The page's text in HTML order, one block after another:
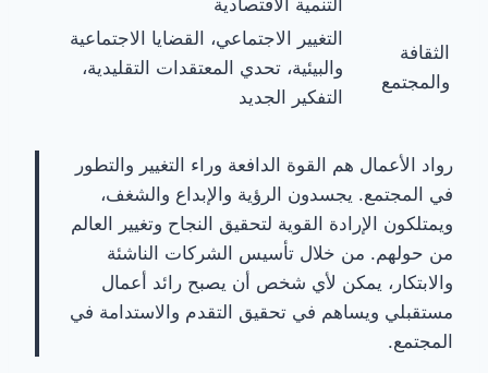
الثقافة
والمجتمع
التغيير الاجتماعي، القضايا الاجتماعية
والبيئية، تحدي المعتقدات التقليدية،
التفكير الجديد
رواد الأعمال هم القوة الدافعة وراء التغيير والتطور
في المجتمع. يجسدون الرؤية والإبداع والشغف،
ويمتلكون الإرادة القوية لتحقيق النجاح وتغيير العالم
من حولهم. من خلال تأسيس الشركات الناشئة
والابتكار، يمكن لأي شخص أن يصبح رائد أعمال
مستقبلي ويساهم في تحقيق التقدم والاستدامة في
المجتمع.